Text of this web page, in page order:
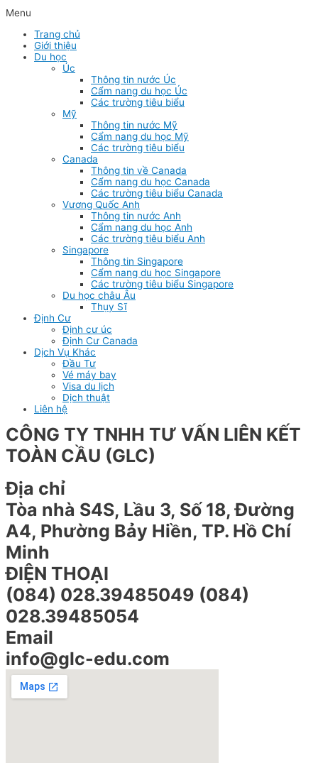
Menu
Trang chủ
Giới thiệu
Du học
Úc
Thông tin nước Úc
Cẩm nang du học Úc
Các trường tiêu biểu
Mỹ
Thông tin nước Mỹ
Cẩm nang du học Mỹ
Các trường tiêu biểu
Canada
Thông tin về Canada
Cẩm nang du học Canada
Các trường tiêu biểu Canada
Vương Quốc Anh
Thông tin nước Anh
Cẩm nang du học Anh
Các trường tiêu biểu Anh
Singapore
Thông tin Singapore
Cẩm nang du học Singapore
Các trường tiêu biểu Singapore
Du học châu Âu
Thụy Sĩ
Định Cư
Định cư úc
Định Cư Canada
Dịch Vụ Khác
Đầu Tư
Vé máy bay
Visa du lịch
Dịch thuật
Liên hệ
CÔNG TY TNHH TƯ VẤN LIÊN KẾT
TOÀN CẦU (GLC)
Địa chỉ
Tòa nhà S4S, Lầu 3, Số 18, Đường
A4, Phường Bảy Hiền, TP. Hồ Chí
Minh
ĐIỆN THOẠI
(084) 028.39485049 (084)
028.39485054
Email
info@glc-edu.com